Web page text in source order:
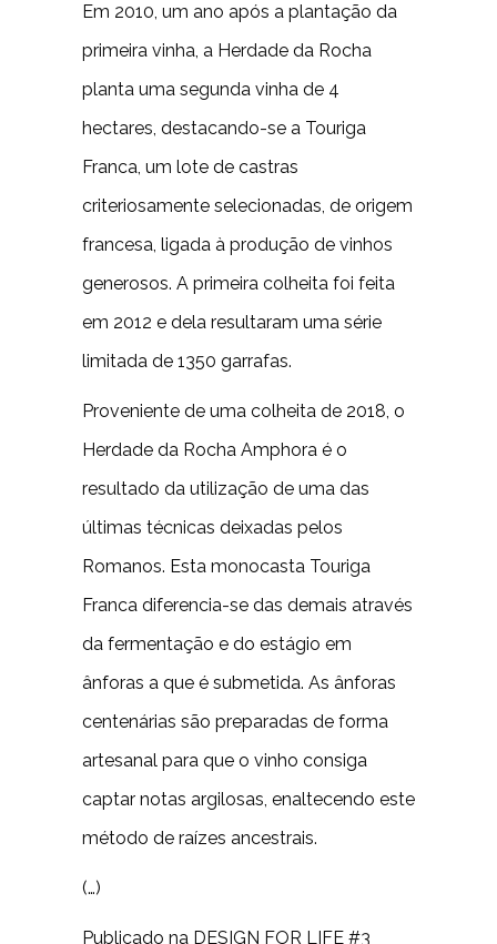
Em 2010, um ano após a plantação da
primeira vinha, a Herdade da Rocha
planta uma segunda vinha de 4
hectares, destacando-se a Touriga
Franca, um lote de castras
criteriosamente selecionadas, de origem
francesa, ligada à produção de vinhos
generosos. A primeira colheita foi feita
em 2012 e dela resultaram uma série
limitada de 1350 garrafas.
Proveniente de uma colheita de 2018, o
Herdade da Rocha Amphora é o
resultado da utilização de uma das
últimas técnicas deixadas pelos
Romanos. Esta monocasta Touriga
Franca diferencia-se das demais através
da fermentação e do estágio em
ânforas a que é submetida. As ânforas
centenárias são preparadas de forma
artesanal para que o vinho consiga
captar notas argilosas, enaltecendo este
método de raízes ancestrais.
(…)
Publicado na DESIGN FOR LIFE #3